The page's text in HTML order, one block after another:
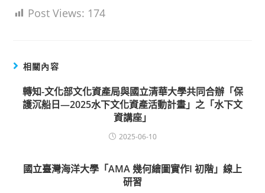
Post Views: 174
相關內容
轉知-文化部文化資產局與國立清華大學共同合辦「保
護沉船日—2025水下文化資產活動計畫」之「水下文
資講座」
2025-06-10
國立臺灣海洋大學「AMA 幾何繪圖實作I 初階」線上
研習